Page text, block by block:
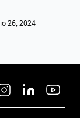
26, 2024